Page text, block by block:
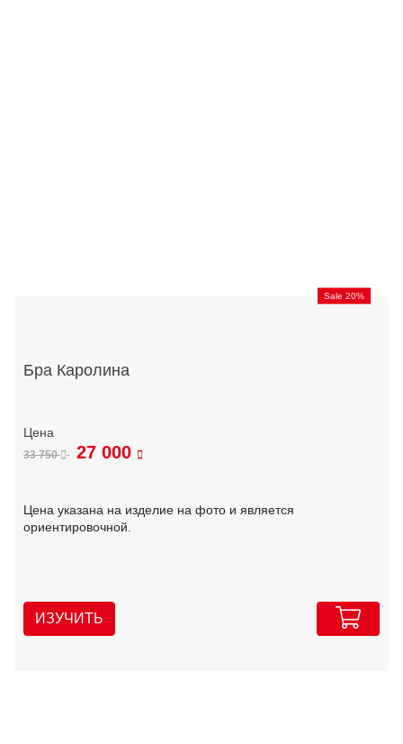
Sale 20%
Бра Каролина
33 750 27 000
Цена указана на изделие на фото и является
ориентировочной.
ИЗУЧИТЬ